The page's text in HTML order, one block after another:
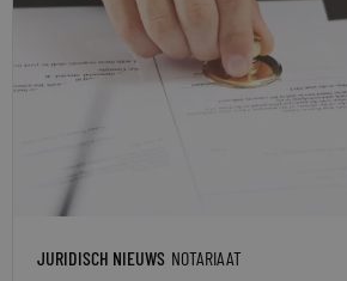
JURIDISCH NIEUWS NOTARIAAT